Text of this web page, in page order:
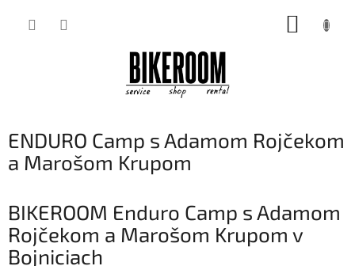
ENDURO Camp s Adamom Rojčekom
a Marošom Krupom
BIKEROOM Enduro Camp s Adamom
Rojčekom a Marošom Krupom v
Bojniciach